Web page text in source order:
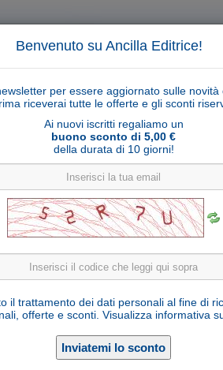
Benvenuto su Ancilla Editrice!
per essere aggiornato sulle
riceverai tutte le offerte e gli sconti
Ai nuovi iscritti regaliamo un
buono sconto di 5,00 €
della durata di 10 giorni!
il trattamento dei dati personali al fine di
offerte e sconti. Visualizza informativa
Cerca
libri
Articoli religiosi
Fermeda (statuine 9
Materiale: Legno d'abete stagionato
Collana: Capanne Presepio per statuine